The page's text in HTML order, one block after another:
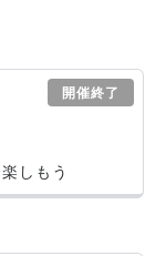
開催終了
しもう